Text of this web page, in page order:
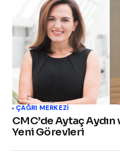
ÇAĞRI MERKEZI
CMC’de Aytaç Aydın
Yeni Görevleri